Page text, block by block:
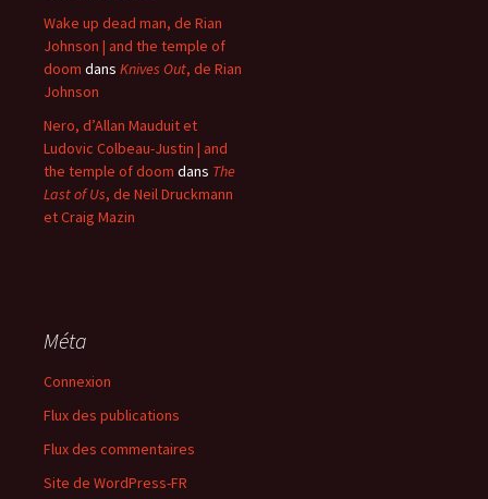
Wake up dead man, de Rian
Johnson | and the temple of
doom dans Knives Out, de Rian
Johnson
Nero, d’Allan Mauduit et
Ludovic Colbeau-Justin | and
the temple of doom dans The
Last of Us, de Neil Druckmann
et Craig Mazin
Méta
Connexion
Flux des publications
Flux des commentaires
Site de WordPress-FR